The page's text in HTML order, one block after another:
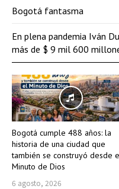
Bogotá cumple 488 años: la
historia de una ciudad que
también se construyó desde
Minuto de Dios
6 agosto, 2026
Bogotá fantasma
En plena pandemia Iván
más de $ 9 mil 600